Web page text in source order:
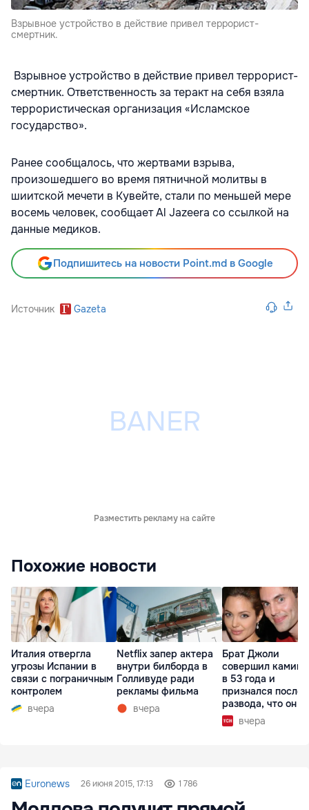
Взрывное устройство в действие привел террорист-
смертник.
Взрывное устройство в действие привел террорист-
смертник. Ответственность за теракт на себя взяла
террористическая организация «Исламское
государство».
Ранее сообщалось, что жертвами взрыва,
произошедшего во время пятничной молитвы в
шиитской мечети в Кувейте, стали по меньшей мере
восемь человек, сообщает Al Jazeera со ссылкой на
данные медиков.
Подпишитесь на новости Point.md в Google
Источник Gazeta
Разместить рекламу на сайте
Похожие новости
Италия отвергла
угрозы Испании в
связи с пограничным
контролем
вчера
Netflix запер актера
внутри билборда в
Голливуде ради
рекламы фильма
вчера
Брат Джоли
совершил
в 53 года и
признался после
развода, что он
вчера
Euronews 26 июня 2015, 17:13 1 786